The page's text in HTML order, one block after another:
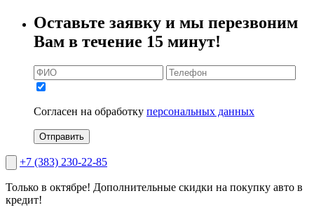
Оставьте заявку и мы перезвоним
Вам в течение 15 минут!
Согласен на обработку персональных данных
Отправить
+7 (383) 230-22-85
Только в октябре! Дополнительные скидки на покупку авто в
кредит!